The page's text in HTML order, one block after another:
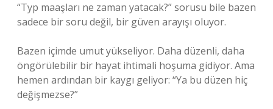
“Typ maaşları ne zaman yatacak?” sorusu bile bazen
sadece bir soru değil, bir güven arayışı oluyor.
Bazen içimde umut yükseliyor. Daha düzenli, daha
öngörülebilir bir hayat ihtimali hoşuma gidiyor. Ama
hemen ardından bir kaygı geliyor: “Ya bu düzen hiç
değişmezse?”